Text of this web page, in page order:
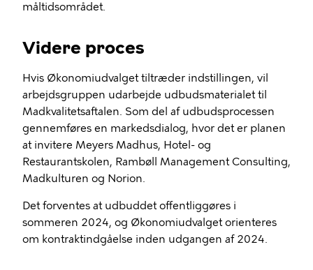
måltidsområdet.
Videre proces
Hvis Økonomiudvalget tiltræder indstillingen, vil
arbejdsgruppen udarbejde udbudsmaterialet til
Madkvalitetsaftalen. Som del af udbudsprocessen
gennemføres en markedsdialog, hvor det er planen
at invitere Meyers Madhus, Hotel- og
Restaurantskolen, Rambøll Management Consulting,
Madkulturen og Norion.
Det forventes at udbuddet offentliggøres i
sommeren 2024, og Økonomiudvalget orienteres
om kontraktindgåelse inden udgangen af 2024.